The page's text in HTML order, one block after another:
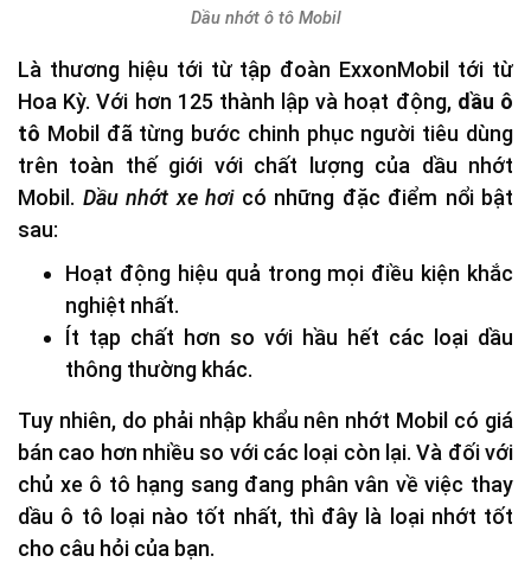
Dầu nhớt ô tô Mobil
Là thương hiệu tới từ tập đoàn ExxonMobil tới từ
Hoa Kỳ. Với hơn 125 thành lập và hoạt động, dầu ô
tô Mobil đã từng bước chinh phục người tiêu dùng
trên toàn thế giới với chất lượng của dầu nhớt
Mobil. Dầu nhớt xe hơicó những đặc điểm nổi bật
sau:
Hoạt động hiệu quả trong mọi điều kiện khắc
nghiệt nhất.
Ít tạp chất hơn so với hầu hết các loại dầu
thông thường khác.
Tuy nhiên, do phải nhập khẩu nên nhớt Mobil có giá
bán cao hơn nhiều so với các loại còn lại. Và đối với
chủ xe ô tô hạng sang đang phân vân về việc thay
dầu ô tô loại nào tốt nhất, thì đây là loại nhớt tốt
cho câu hỏi của bạn.